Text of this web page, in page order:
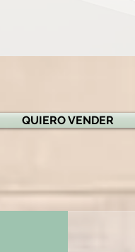
QUIERO VENDER